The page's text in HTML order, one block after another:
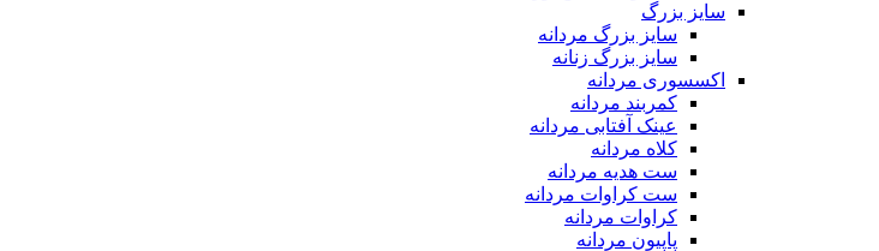
سایز بزرگ
سایز بزرگ مردانه
سایز بزرگ زنانه
اکسسوری مردانه
کمربند مردانه
عینک آفتابی مردانه
کلاه مردانه
ست هدیه مردانه
ست کراوات مردانه
کراوات مردانه
پاپیون مردانه